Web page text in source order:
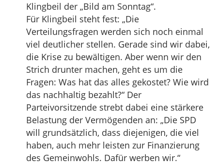
Klingbeil der „Bild am Sonntag“.
Für Klingbeil steht fest: „Die
Verteilungsfragen werden sich noch einmal
viel deutlicher stellen. Gerade sind wir dabei,
die Krise zu bewältigen. Aber wenn wir den
Strich drunter machen, geht es um die
Fragen: Was hat das alles gekostet? Wie wird
das nachhaltig bezahlt?“ Der
Parteivorsitzende strebt dabei eine stärkere
Belastung der Vermögenden an: „Die SPD
will grundsätzlich, dass diejenigen, die viel
haben, auch mehr leisten zur Finanzierung
des Gemeinwohls. Dafür werben wir.“